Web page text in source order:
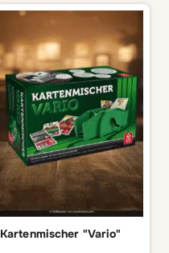
Kartenmischer "Vario"